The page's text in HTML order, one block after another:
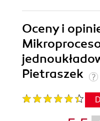
Oceny i
Pietraszek